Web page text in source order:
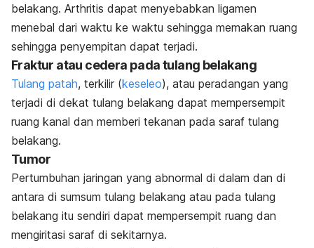
belakang. Arthritis dapat menyebabkan ligamen
menebal dari waktu ke waktu sehingga memakan ruang
sehingga penyempitan dapat terjadi.
Fraktur atau cedera pada tulang belakang
Tulang patah, terkilir (keseleo), atau peradangan yang
terjadi di dekat tulang belakang dapat mempersempit
ruang kanal dan memberi tekanan pada saraf tulang
belakang.
Tumor
Pertumbuhan jaringan yang abnormal di dalam dan di
antara di sumsum tulang belakang atau pada tulang
belakang itu sendiri dapat mempersempit ruang dan
mengiritasi saraf di sekitarnya.